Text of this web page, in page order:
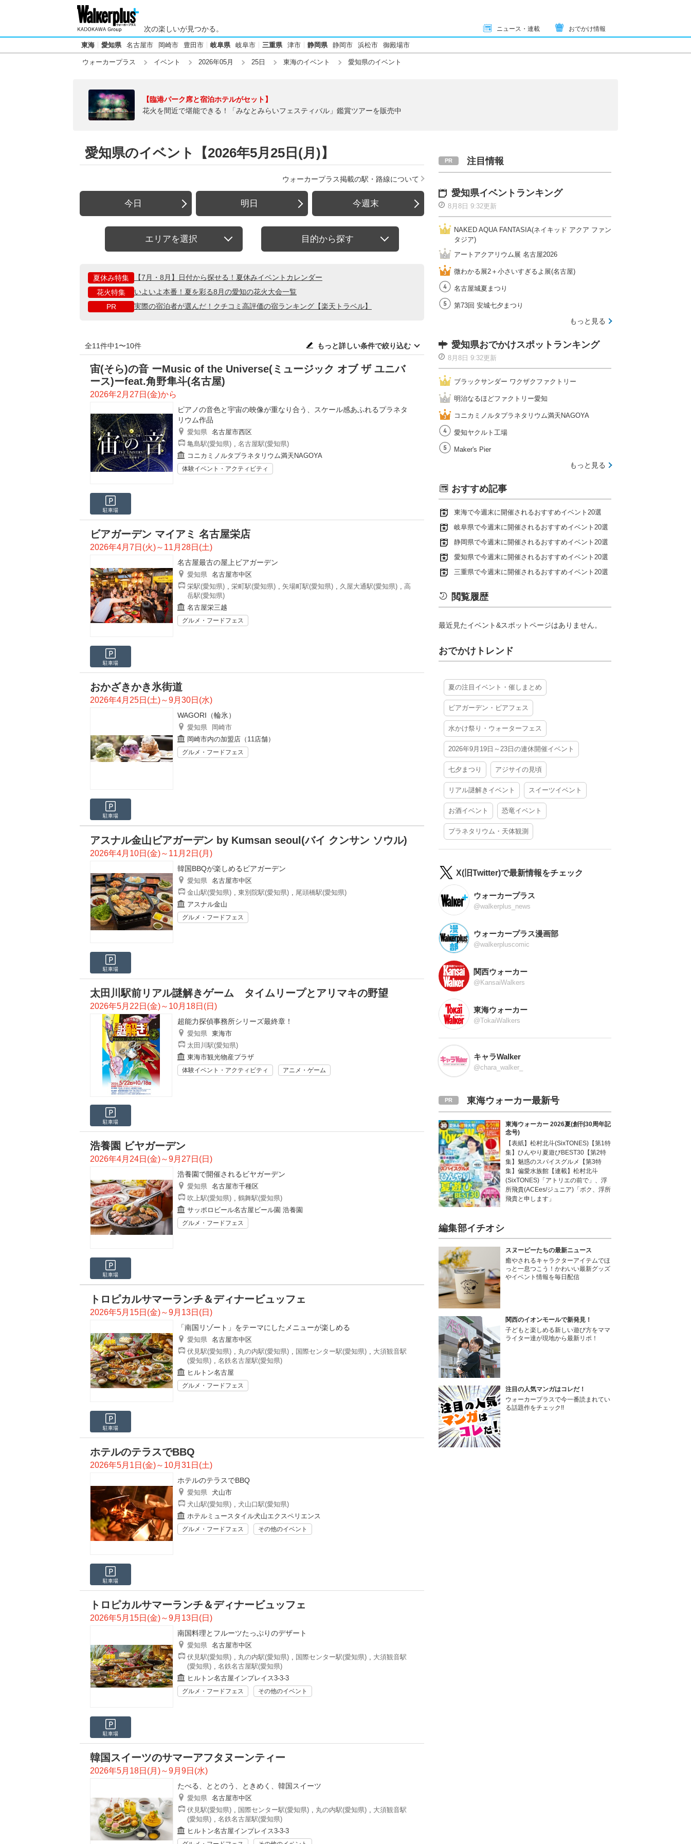
次の楽しいが見つかる。 ニュース・連載 おでかけ情報
東海 愛知県 名古屋市 岡崎市 豊田市 岐阜県 岐阜市 三重県 津市 静岡県 静岡市 浜松市 御殿場市
ウォーカープラス イベント 2026年05月 25日 東海のイベント 愛知県のイベント
【臨港パーク席と宿泊ホテルがセット】
花火を間近で堪能できる！「みなとみらいフェスティバル」鑑賞ツアーを販売中
愛知県のイベント【2026年5月25日(月)】
ウォーカープラス掲載の駅・路線について
今日 明日 今週末
エリアを選択 目的から探す
夏休み特集
【7月・8月】日付から探せる！夏休みイベントカレンダー
花火特集
いよいよ本番！夏を彩る8月の愛知の花火大会一覧
PR
実際の宿泊者が選んだ！クチコミ高評価の宿ランキング【楽天トラベル】
全11件中1〜10件 もっと詳しい条件で絞り込む
宙(そら)の音 ーMusic of the Universe(ミュージック オブ ザ ユニバ
ース)ーfeat.角野隼斗(名古屋)
2026年2月27日(金)から
ピアノの音色と宇宙の映像が重なり合う、スケール感あふれるプラネタ
リウム作品
愛知県 名古屋市西区
亀島駅(愛知県) , 名古屋駅(愛知県)
コニカミノルタプラネタリウム満天NAGOYA
体験イベント・アクティビティ
駐車場
ビアガーデン マイアミ 名古屋栄店
2026年4月7日(火)～11月28日(土)
名古屋最古の屋上ビアガーデン
愛知県 名古屋市中区
栄駅(愛知県) , 栄町駅(愛知県) , 矢場町駅(愛知県) , 久屋大通駅(愛知県) , 高
岳駅(愛知県)
名古屋栄三越
グルメ・フードフェス
駐車場
おかざきかき氷街道
2026年4月25日(土)～9月30日(水)
WAGORI（輪氷）
愛知県
岡崎市
岡崎市内の加盟店（11店舗）
グルメ・フードフェス
駐車場
アスナル金山ビアガーデン by Kumsan seoul(バイ クンサン ソウル)
2026年4月10日(金)～11月2日(月)
韓国BBQが楽しめるビアガーデン
愛知県 名古屋市中区
金山駅(愛知県) , 東別院駅(愛知県) , 尾頭橋駅(愛知県)
アスナル金山
グルメ・フードフェス
駐車場
太田川駅前リアル謎解きゲーム タイムリープとアリマキの野望
2026年5月22日(金)～10月18日(日)
超能力探偵事務所シリーズ最終章！
愛知県 東海市
太田川駅(愛知県)
東海市観光物産プラザ
体験イベント・アクティビティ アニメ・ゲーム
駐車場
浩養園 ビヤガーデン
2026年4月24日(金)～9月27日(日)
浩養園で開催されるビヤガーデン
愛知県 名古屋市千種区
吹上駅(愛知県) , 鶴舞駅(愛知県)
サッポロビール名古屋ビール園 浩養園
グルメ・フードフェス
駐車場
トロピカルサマーランチ＆ディナービュッフェ
2026年5月15日(金)～9月13日(日)
「南国リゾート」をテーマにしたメニューが楽しめる
愛知県 名古屋市中区
伏見駅(愛知県) , 丸の内駅(愛知県) , 国際センター駅(愛知県) , 大須観音駅
(愛知県) , 名鉄名古屋駅(愛知県)
ヒルトン名古屋
グルメ・フードフェス
駐車場
ホテルのテラスでBBQ
2026年5月1日(金)～10月31日(土)
ホテルのテラスでBBQ
愛知県 犬山市
犬山駅(愛知県) , 犬山口駅(愛知県)
ホテルミュースタイル犬山エクスペリエンス
グルメ・フードフェス その他のイベント
駐車場
トロピカルサマーランチ＆ディナービュッフェ
2026年5月15日(金)～9月13日(日)
南国料理とフルーツたっぷりのデザート
愛知県 名古屋市中区
伏見駅(愛知県) , 丸の内駅(愛知県) , 国際センター駅(愛知県) , 大須観音駅
(愛知県) , 名鉄名古屋駅(愛知県)
ヒルトン名古屋インプレイス3-3-3
グルメ・フードフェス その他のイベント
駐車場
韓国スイーツのサマーアフタヌーンティー
2026年5月18日(月)～9月9日(水)
たべる、ととのう、ときめく、韓国スイーツ
愛知県 名古屋市中区
伏見駅(愛知県) , 国際センター駅(愛知県) , 丸の内駅(愛知県) , 大須観音駅
(愛知県) , 名鉄名古屋駅(愛知県)
ヒルトン名古屋インプレイス3-3-3
注目情報
愛知県イベントランキング
8月8日 9:32更新
NAKED AQUA FANTASIA(ネイキッド アクア ファン
タジア)
アートアクアリウム展 名古屋2026
微わかる展2＋小さいすぎるよ展(名古屋)
名古屋城夏まつり
第73回 安城七夕まつり
もっと見る
愛知県おでかけスポットランキング
8月8日 9:32更新
ブラックサンダー ワクザクファクトリー
明治なるほどファクトリー愛知
コニカミノルタプラネタリウム満天NAGOYA
愛知ヤクルト工場
Maker's Pier
もっと見る
おすすめ記事
東海で今週末に開催されるおすすめイベント20選
岐阜県で今週末に開催されるおすすめイベント20選
静岡県で今週末に開催されるおすすめイベント20選
愛知県で今週末に開催されるおすすめイベント20選
三重県で今週末に開催されるおすすめイベント20選
閲覧履歴
最近見たイベント&スポットページはありません。
おでかけトレンド
夏の注目イベント・催しまとめ
ビアガーデン・ビアフェス
水かけ祭り・ウォーターフェス
2026年9月19日～23日の連休開催イベント
七夕まつり アジサイの見頃
リアル謎解きイベント スイーツイベント
お酒イベント 恐竜イベント
プラネタリウム・天体観測
X(旧Twitter)で最新情報をチェック
ウォーカープラス
@walkerplus_news
ウォーカープラス漫画部
@walkerpluscomic
関西ウォーカー
@KansaiWalkers
東海ウォーカー
@TokaiWalkers
キャラWalker
@chara_walker_
東海ウォーカー最新号
東海ウォーカー 2026夏(創刊30周年記
念号)
【表紙】松村北斗(SixTONES)【第1特
集】ひんやり夏遊びBEST30【第2特
集】魅惑のスパイスグルメ【第3特
集】偏愛水族館【連載】松村北斗
(SixTONES)「アトリエの前で」、浮
所飛貴(ACEes/ジュニア)「ボク、浮所
飛貴と申します」
編集部イチオシ
スヌーピーたちの最新ニュース
癒やされるキャラクターアイテムでほ
っと一息つこう！かわいい最新グッズ
やイベント情報を毎日配信
関西のイオンモールで新発見！
子どもと楽しめる新しい遊び方をママ
ライター達が現地から最新リポ！
注目の人気マンガはコレだ！
ウォーカープラスで今一番読まれてい
る話題作をチェック!!